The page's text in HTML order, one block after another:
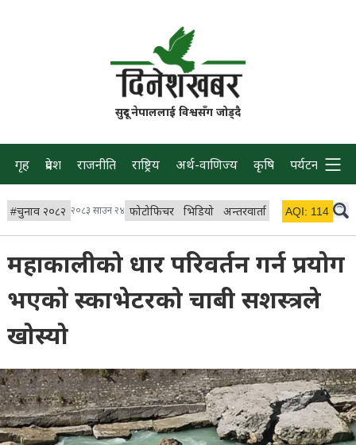
सुदूर नेपाललाई विश्वसँग जोड्दै
गृह प्रदेश राजनीति राष्ट्रिय अर्थ-वाणिज्य कृषि पर्यटन प्रवास
#चुनाव २०८२ २०८३ साउन २४ फोटोफिचर भिडियो अन्तरवार्ता विचार/ब्लग
AQI: 114
महाकालीको धार परिवर्तन गर्न प्रयोग
भएको स्काभेटरको चाबी सशस्त्रले
खोस्यो